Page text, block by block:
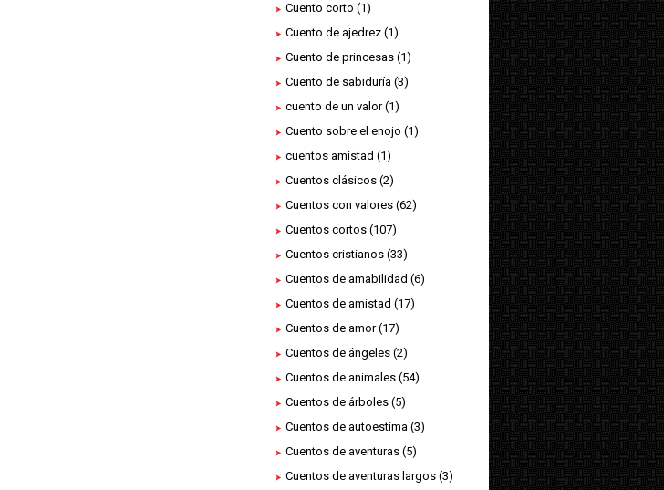
Cuento corto (1)
Cuento de ajedrez (1)
Cuento de princesas (1)
Cuento de sabiduría (3)
cuento de un valor (1)
Cuento sobre el enojo (1)
cuentos amistad (1)
Cuentos clásicos (2)
Cuentos con valores (62)
Cuentos cortos (107)
Cuentos cristianos (33)
Cuentos de amabilidad (6)
Cuentos de amistad (17)
Cuentos de amor (17)
Cuentos de ángeles (2)
Cuentos de animales (54)
Cuentos de árboles (5)
Cuentos de autoestima (3)
Cuentos de aventuras (5)
Cuentos de aventuras largos (3)